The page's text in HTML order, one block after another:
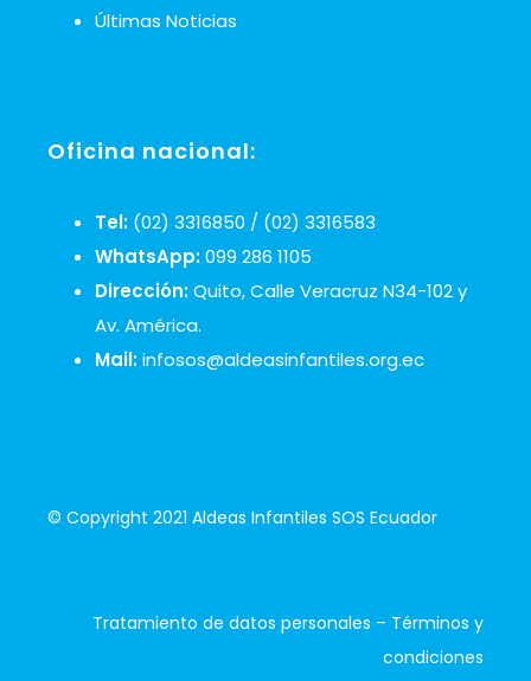
Últimas Noticias
Oficina nacional:
Tel: (02) 3316850 / (02) 3316583
WhatsApp:099 286 1105
Dirección:Quito, Calle Veracruz N34-102 y
Av. América.
Mail:infosos@aldeasinfantiles.org.ec
© Copyright 2021 Aldeas Infantiles SOS Ecuador
Tratamiento de datos personales – Términos y
condiciones